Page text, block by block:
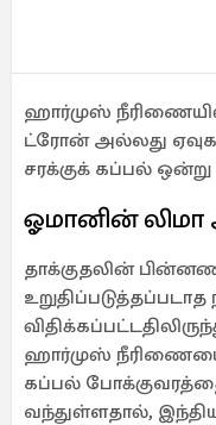
ஹார்முஸ்
ட்ரோன் அல்லது
சரக்குக் கப்பல் ஒன்று
ஓமானின் லிமா
தாக்குதலின்
ஹார்முஸ்
கப்பல்
வந்துள்ளதால்,